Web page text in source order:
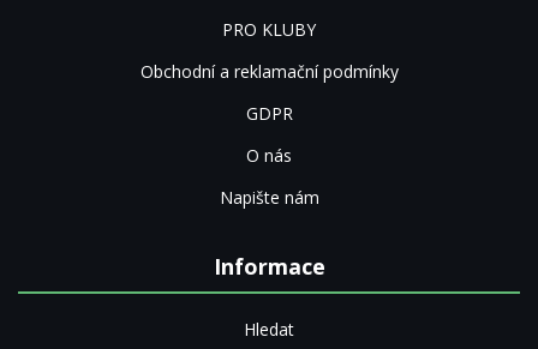
PRO KLUBY
Obchodní a reklamační podmínky
GDPR
O nás
Napište nám
Informace
Hledat